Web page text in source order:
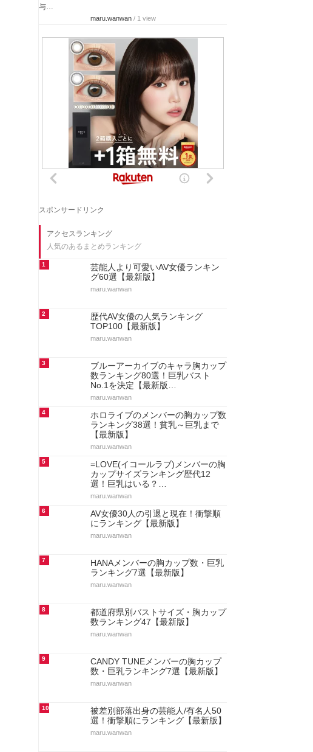
与…
maru.wanwan / 1 view
スポンサードリンク
アクセスランキング
人気のあるまとめランキング
1
芸能人より可愛いAV女優ランキン
グ60選【最新版】
maru.wanwan
2
歴代AV女優の人気ランキング
TOP100【最新版】
maru.wanwan
3
ブルーアーカイブのキャラ胸カップ
数ランキング80選！巨乳バスト
No.1を決定【最新版…
maru.wanwan
4
ホロライブのメンバーの胸カップ数
ランキング38選！貧乳～巨乳まで
【最新版】
maru.wanwan
5
=LOVE(イコールラブ)メンバーの胸
カップサイズランキング歴代12
選！巨乳はいる？…
maru.wanwan
6
AV女優30人の引退と現在！衝撃順
にランキング【最新版】
maru.wanwan
7
HANAメンバーの胸カップ数・巨乳
ランキング7選【最新版】
maru.wanwan
8
都道府県別バストサイズ・胸カップ
数ランキング47【最新版】
maru.wanwan
9
CANDY TUNEメンバーの胸カップ
数・巨乳ランキング7選【最新版】
maru.wanwan
10
被差別部落出身の芸能人/有名人50
選！衝撃順にランキング【最新版】
maru.wanwan